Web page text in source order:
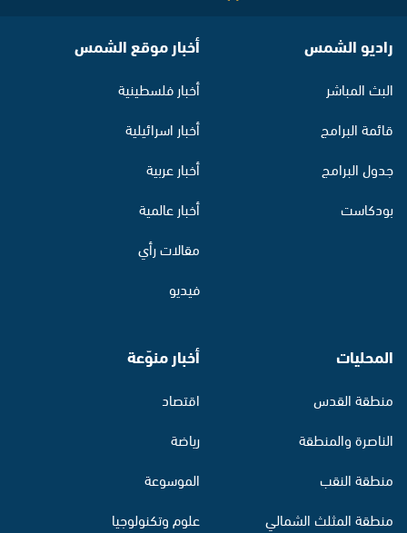
راديو الشمس
البث المباشر
قائمة البرامج
جدول البرامج
بودكاست
أخبار موقع الشمس
أخبار فلسطينية
أخبار اسرائيلية
أخبار عربية
أخبار عالمية
مقالات رأي
فيديو
المحليات
منطقة القدس
الناصرة والمنطقة
منطقة النقب
منطقة المثلث الشمالي
أخبار منوّعة
اقتصاد
رياضة
الموسوعة
علوم وتكنولوجيا